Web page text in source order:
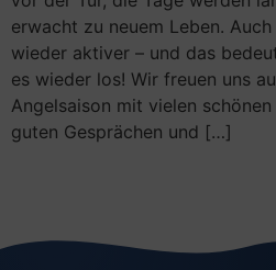
erwacht zu neuem Leben.
wieder aktiver – und das
es wieder los! Wir freuen uns
Angelsaison mit vielen
guten Gesprächen und […]